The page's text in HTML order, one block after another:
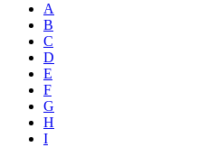
A
B
C
D
E
F
G
H
I